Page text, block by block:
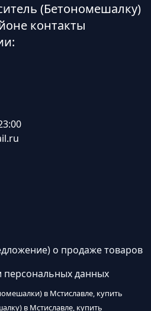
(Бетономешалку)
контакты
о продаже товаров
персональных данных
в Мстиславле, купить
в Мстиславле, купить